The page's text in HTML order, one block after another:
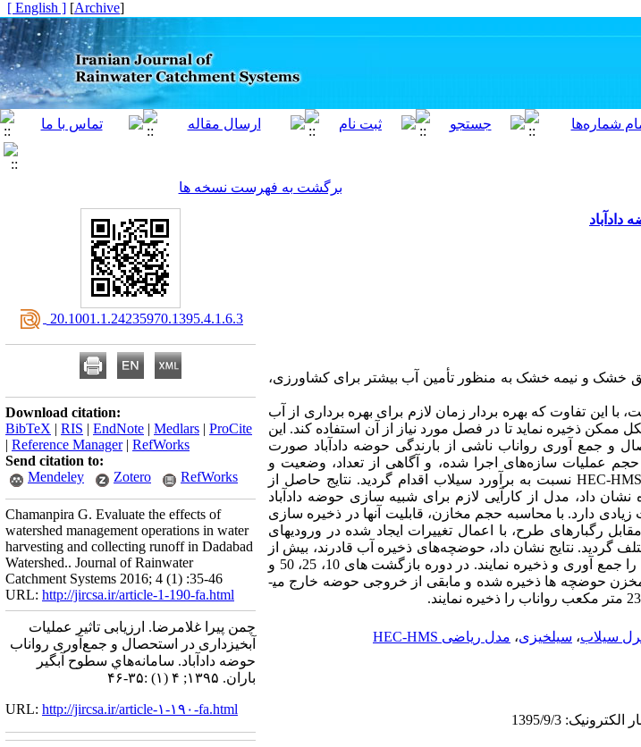
[
Archive
]
[ English ]
برگشت به فهرست نسخه ها
دادآباد
خشک و نیمه­ خشک به منظور تأمین آب بیشتر برای کشاورزی،
این تفاوت که بهره­ بردار زمان لازم برای بهره­ برداری از آب
ممکن ذخیره نماید تا در فصل مورد نیاز از آن استفاده کند. این
و جمع آوری رواناب ناشی از بارندگی حوضه دادآباد صورت
عملیات سازههای اجرا شده، و آگاهی از تعداد، وضعیت و
HEC-HMS نسبت به برآورد سیلاب اقدام گردید. نتایج حاصل از
داد، مدل از کارآیی لازم برای شبیه­ سازی حوضه دادآباد
دارد. با محاسبه حجم مخازن، قابلیت آن­ها در ذخیره­ سازی
رگبارهای طرح، با اعمال تغییرات ایجاد شده در ورودی­های
گردید. نتایج نشان داد، حوضچه‌های ذخیره آب قادرند، بیش از
80 درصد از رواناب حاصل از بارندگی­های با دوره بازگشت 2 و 5 سال را جمع ­آوری و ذخیره نمایند. در دوره بازگشت های 10، 25، 50 و
رواناب ایجاد شده در مخزن حوضچه­ ها ذخیره شده و مابقی از خروجی حوضه خارج می­
سیلاب، سیل‍خیزی، مدل ریاضی HEC-HMS
‎ 20.1001.1.24235970.1395.4.1.6.3
Download citation:
BibTeX | RIS | EndNote | Medlars | ProCite
| Reference Manager| RefWorks
Send citation to:
Mendeley
Zotero RefWorks
Chamanpira G. Evaluate the effects of
watershed management operations in water
harvesting and collecting runoff in Dadabad
Watershed.. Journal of Rainwater
Catchment Systems 2016; 4 (1) :35-46
URL: http://jircsa.ir/article-1-190-fa.html
چمن پیرا غلامرضا. ارزیابی تاثیر عملیات
آبخیزداری در استحصال و جمع‌آوری رواناب
حوضه دادآباد. سامانه‌هاي سطوح آبگير
باران. ۱۳۹۵; ۴ (۱) :۳۵-۴۶
URL: http://jircsa.ir/article-۱-۱۹۰-fa.html